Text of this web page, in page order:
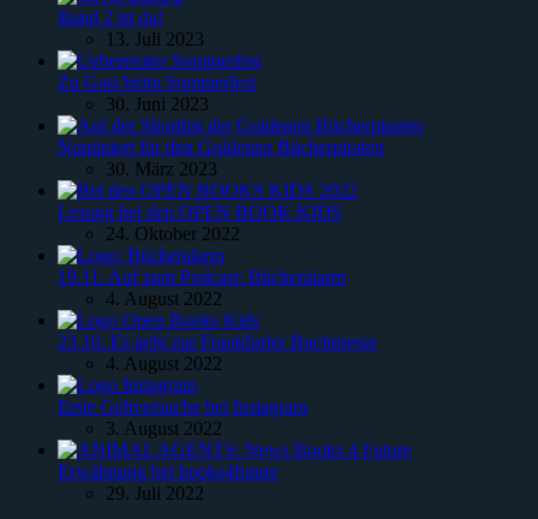
Band 2 ist da!
13. Juli 2023
Zu Gast beim Sommerfest
30. Juni 2023
Nominiert für den Goldenen Bücherpiraten
30. März 2023
Lesung bei den OPEN BOOK KIDS
24. Oktober 2022
19.11. Auf zum Podcast: Bücheralarm
4. August 2022
23.10. Es geht zur Frankfurter Buchmesse
4. August 2022
Erste Gehversuche bei Instagram
3. August 2022
Erwähnung bei books4future
29. Juli 2022